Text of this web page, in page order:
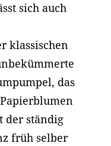
sich auch
klassischen
das
der ständig
früh selber